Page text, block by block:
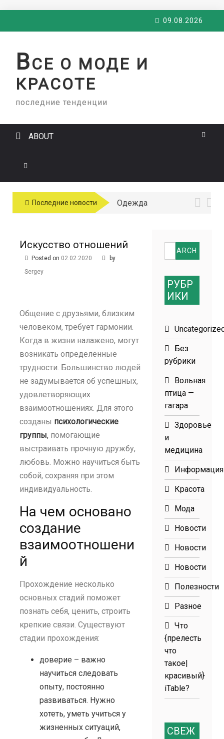
09.08.2026
ВСЕ О МОДЕ И
КРАСОТЕ
последние тенденции
ABOUT
Последние новости
Одежда
Искусство отношений
Posted on 02.02.2020
by
Sergey
Общение с друзьями, близким
человеком, требует гармонии.
Когда в жизни налажено, могут
возникать определенные
трудности. Большинство людей
не задумывается об успешных,
удовлетворяющих
взаимоотношениях. Для этого
созданы психологические
группы, помогающие
выстраивать прочную дружбу,
любовь. Можно научиться быть
собой, сохраняя при этом
индивидуальность.
На чем основано
создание
взаимоотношени
й
Прохождение несколько
основных стадий поможет
познать себя, ценить, строить
крепкие связи. Существуют
стадии прохождения:
доверие – важно
научиться следовать
опыту, постоянно
развиваться. Нужно
хотеть, уметь учиться у
жизненных ситуаций,
Search
for:
РУБР
ИКИ
Без
рубрики
Вольная
птица —
гагара
Здоровье
и
медицина
Информация
Красота
Мода
Новости
Новости
Новости
Полезности
Разное
Что
{прелесть
что
такое|
красивый}
iTable?
СВЕЖ